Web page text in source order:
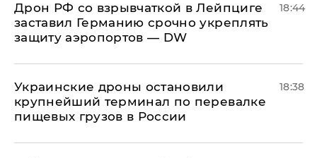
​Дрон РФ со взрывчаткой в Лейпциге
заставил Германию срочно укреплять
защиту аэропортов — DW
18:44
Украинские дроны остановили
крупнейший терминал по перевалке
пищевых грузов в России
18:38